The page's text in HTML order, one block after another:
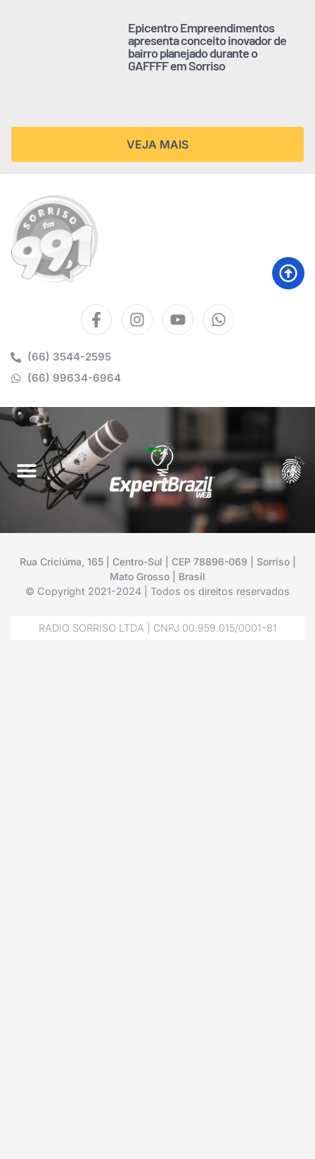
Epicentro Empreendimentos
apresenta conceito inovador de
bairro planejado durante o
GAFFFF em Sorriso
VEJA MAIS
(66) 3544-2595
(66) 99634-6964
Rua Criciúma, 165 | Centro-Sul | CEP 78896-069 | Sorriso |
Mato Grosso | Brasil
© Copyright 2021-2024 | Todos os direitos reservados
RADIO SORRISO LTDA | CNPJ 00.959.015/0001-81